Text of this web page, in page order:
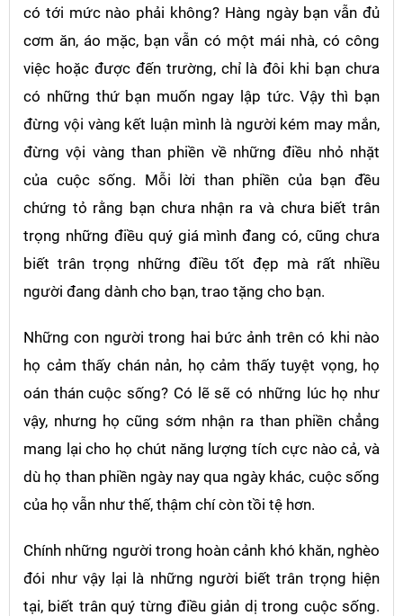
có tới mức nào phải không? Hàng ngày bạn vẫn đủ
cơm ăn, áo mặc, bạn vẫn có một mái nhà, có công
việc hoặc được đến trường, chỉ là đôi khi bạn chưa
có những thứ bạn muốn ngay lập tức. Vậy thì bạn
đừng vội vàng kết luận mình là người kém may mắn,
đừng vội vàng than phiền về những điều nhỏ nhặt
của cuộc sống. Mỗi lời than phiền của bạn đều
chứng tỏ rằng bạn chưa nhận ra và chưa biết trân
trọng những điều quý giá mình đang có, cũng chưa
biết trân trọng những điều tốt đẹp mà rất nhiều
người đang dành cho bạn, trao tặng cho bạn.
Những con người trong hai bức ảnh trên có khi nào
họ cảm thấy chán nản, họ cảm thấy tuyệt vọng, họ
oán thán cuộc sống? Có lẽ sẽ có những lúc họ như
vậy, nhưng họ cũng sớm nhận ra than phiền chẳng
mang lại cho họ chút năng lượng tích cực nào cả, và
dù họ than phiền ngày nay qua ngày khác, cuộc sống
của họ vẫn như thế, thậm chí còn tồi tệ hơn.
Chính những người trong hoàn cảnh khó khăn, nghèo
đói như vậy lại là những người biết trân trọng hiện
tại, biết trân quý từng điều giản dị trong cuộc sống.